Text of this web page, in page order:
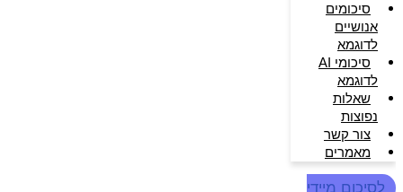
סיכומים
אנושיים
לדוגמא
סיכומי AI
לדוגמא
שאלות
נפוצות
צור קשר
מאמרים
לסיכום מיידי